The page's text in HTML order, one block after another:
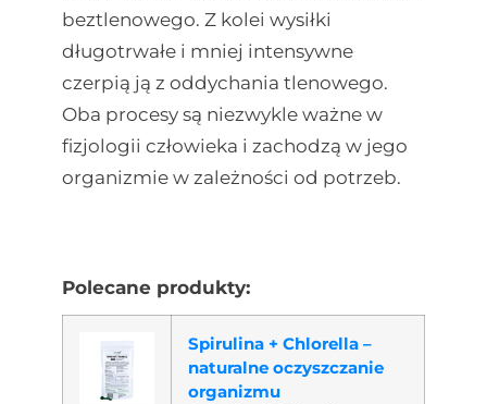
beztlenowego. Z kolei wysiłki
długotrwałe i mniej intensywne
czerpią ją z oddychania tlenowego.
Oba procesy są niezwykle ważne w
fizjologii człowieka i zachodzą w jego
organizmie w zależności od potrzeb.
Polecane produkty:
Spirulina + Chlorella –
naturalne oczyszczanie
organizmu